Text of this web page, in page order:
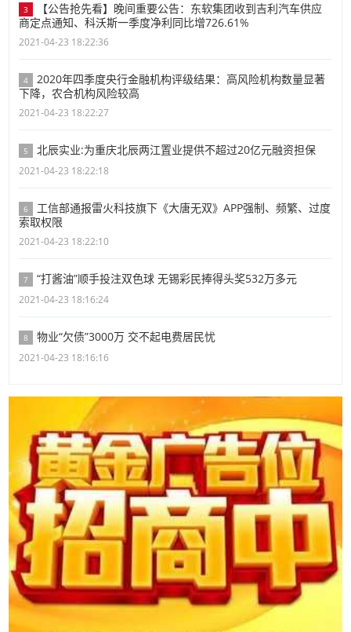
3
【公告抢先看】晚间重要公告：东软集团收到吉利汽车供应
商定点通知、科沃斯一季度净利同比增726.61%
2021-04-23 18:22:36
4
2020年四季度央行金融机构评级结果：高风险机构数量显著
下降，农合机构风险较高
2021-04-23 18:22:27
5 北辰实业:为重庆北辰两江置业提供不超过20亿元融资担保
2021-04-23 18:22:18
6
工信部通报雷火科技旗下《大唐无双》APP强制、频繁、过度
索取权限
2021-04-23 18:22:10
7 “打酱油”顺手投注双色球 无锡彩民捧得头奖532万多元
2021-04-23 18:16:24
8 物业“欠债”3000万 交不起电费居民忧
2021-04-23 18:16:16